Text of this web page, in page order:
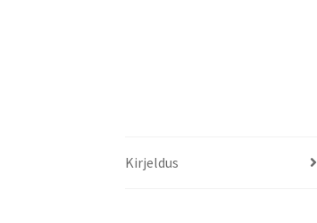
Kirjeldus